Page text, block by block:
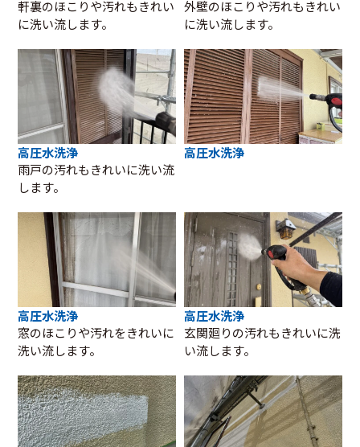
軒裏のほこりや汚れもきれい
に洗い流します。
外壁のほこりや汚れもきれい
に洗い流します。
高圧水洗浄
雨戸の汚れもきれいに洗い流
します。
高圧水洗浄
高圧水洗浄
窓のほこりや汚れをきれいに
洗い流します。
高圧水洗浄
玄関廻りの汚れもきれいに洗
い流します。